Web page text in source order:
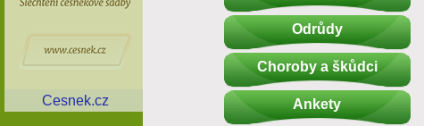
Odrůdy
Choroby a škůdci
Ankety
Cesnek.cz